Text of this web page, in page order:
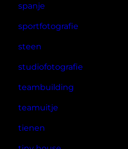
spanje
sportfotografie
steen
studiofotografie
teambuilding
teamuitje
tienen